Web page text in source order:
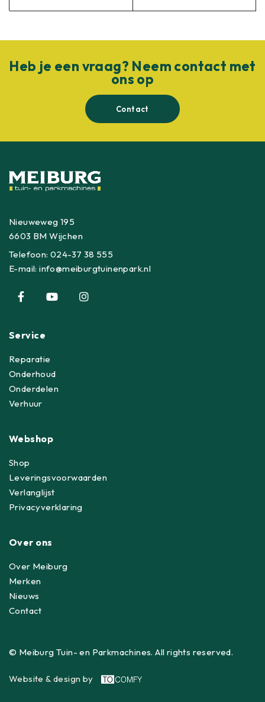
Heb je een vraag? Neem contact met
ons op
Contact
Nieuweweg 195
6603 BM Wijchen
Telefoon:024-37 38 555
E-mail:info@meiburgtuinenpark.nl
Service
Reparatie
Onderhoud
Onderdelen
Verhuur
Webshop
Shop
Leveringsvoorwaarden
Verlanglijst
Privacyverklaring
Over ons
Over Meiburg
Merken
Nieuws
Contact
© Meiburg Tuin- en Parkmachines. All rights reserved.
Website & design by